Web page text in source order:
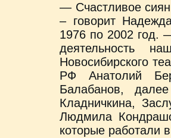
— Счастливое
– говорит
1976 по 2002 год.
деятельность
Новосибирского
РФ Анатолий
Балабанов,
Кладничкина,
Людмила
которые работали